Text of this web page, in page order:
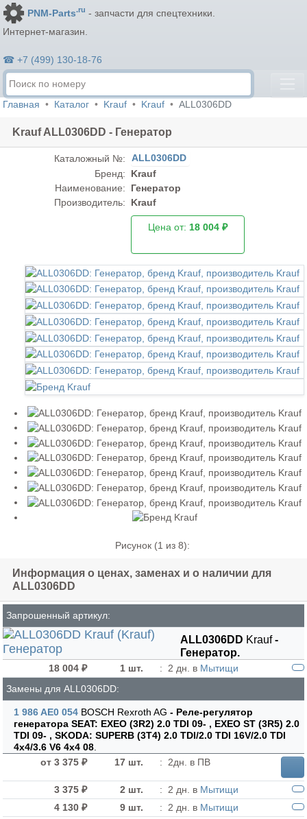
PNM-Parts.ru - запчасти для спецтехники.
Интернет-магазин.
☎ +7 (499) 130-18-76
Главная Каталог Krauf Krauf ALL0306DD
Krauf ALL0306DD - Генератор
Каталожный №:
ALL0306DD
Бренд:
Krauf
Наименование:
Генератор
Производитель:
Krauf
Цена от: 18 004 ₽
Рисунок (1 из 8):
Информация о ценах, заменах и о наличии для
ALL0306DD
Запрошенный артикул:
ALL0306DD Krauf-
Генератор.
18 004 ₽ 1 шт. : 2 дн. в Мытищи
Замены для ALL0306DD:
1 986 AE0 054 BOSCH Rexroth AG - Реле-регулятор
генератора SEAT: EXEO (3R2) 2.0 TDI 09- , EXEO ST (3R5) 2.0
TDI 09- , SKODA: SUPERB (3T4) 2.0 TDI/2.0 TDI 16V/2.0 TDI
4x4/3.6 V6 4x4 08.
от 3 375 ₽
17 шт. : 2дн. в ПВ
3 375 ₽ 2 шт. : 2 дн. в Мытищи
4 130 ₽
9 шт. : 2 дн. в Мытищи